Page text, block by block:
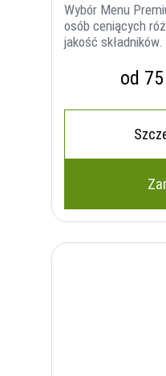
Wybór Menu
osób ceniących
jakość składników.
od